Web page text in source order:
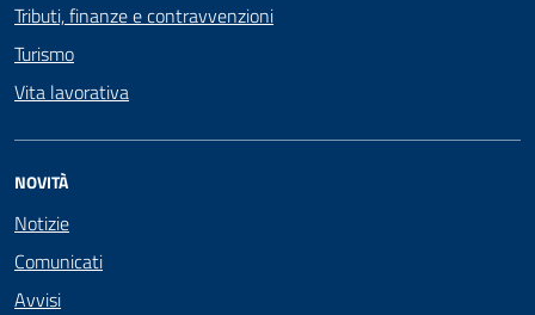
Tributi, finanze e contravvenzioni
Turismo
Vita lavorativa
NOVITÀ
Notizie
Comunicati
Avvisi